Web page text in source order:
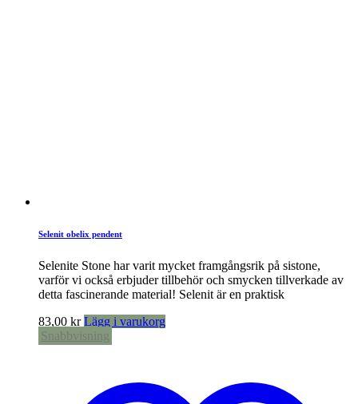
Selenit obelix pendent
Selenite Stone har varit mycket framgångsrik på sistone,
varför vi också erbjuder tillbehör och smycken tillverkade av
detta fascinerande material! Selenit är en praktisk
83,00 kr Lägg i varukorg
Snabbvisning